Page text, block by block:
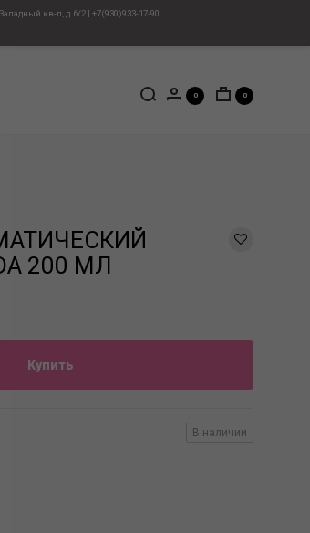
кв-л, д.6/2 |+7(930)933-17-90
0 0
200 МЛ
Купить
В наличии